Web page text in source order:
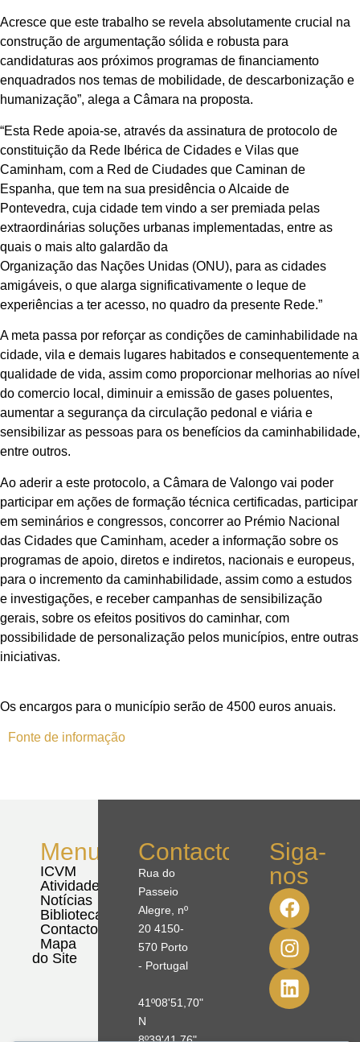
Acresce que este trabalho se revela absolutamente crucial na
construção de argumentação sólida e robusta para
candidaturas aos próximos programas de financiamento
enquadrados nos temas de mobilidade, de descarbonização e
humanização”, alega a Câmara na proposta.
“Esta Rede apoia-se, através da assinatura de protocolo de
constituição da Rede Ibérica de Cidades e Vilas que
Caminham, com a Red de Ciudades que Caminan de
Espanha, que tem na sua presidência o Alcaide de
Pontevedra, cuja cidade tem vindo a ser premiada pelas
extraordinárias soluções urbanas implementadas, entre as
quais o mais alto galardão da
Organização das Nações Unidas (ONU), para as cidades
amigáveis, o que alarga significativamente o leque de
experiências a ter acesso, no quadro da presente Rede.”
A meta passa por reforçar as condições de caminhabilidade na
cidade, vila e demais lugares habitados e consequentemente a
qualidade de vida, assim como proporcionar melhorias ao nível
do comercio local, diminuir a emissão de gases poluentes,
aumentar a segurança da circulação pedonal e viária e
sensibilizar as pessoas para os benefícios da caminhabilidade,
entre outros.
Ao aderir a este protocolo, a Câmara de Valongo vai poder
participar em ações de formação técnica certificadas, participar
em seminários e congressos, concorrer ao Prémio Nacional
das Cidades que Caminham, aceder a informação sobre os
programas de apoio, diretos e indiretos, nacionais e europeus,
para o incremento da caminhabilidade, assim como a estudos
e investigações, e receber campanhas de sensibilização
gerais, sobre os efeitos positivos do caminhar, com
possibilidade de personalização pelos municípios, entre outras
iniciativas.
Os encargos para o município serão de 4500 euros anuais.
Fonte de informação
Menu
ICVM
Atividades
Notícias
Biblioteca
Contactos
Mapa
do Site
Contactos
Rua do
Passeio
Alegre, nº
20 4150-
570 Porto
- Portugal
41º08'51,70"
N
8º39'41,76"
Siga-
nos